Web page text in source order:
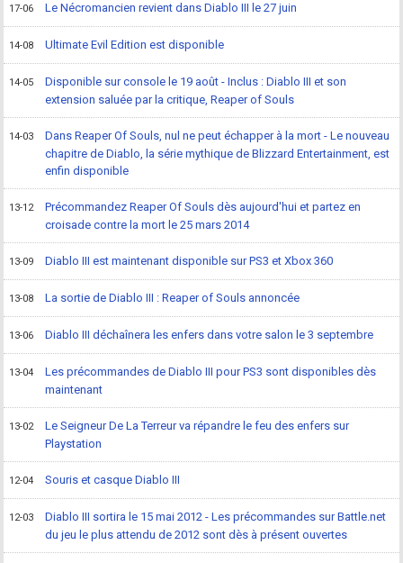
17-06 Le Nécromancien revient dans Diablo III le 27 juin
14-08 Ultimate Evil Edition est disponible
14-05
Disponible sur console le 19 août - Inclus : Diablo III et son
extension saluée par la critique, Reaper of Souls
14-03
Dans Reaper Of Souls, nul ne peut échapper à la mort - Le nouveau
chapitre de Diablo, la série mythique de Blizzard Entertainment, est
enfin disponible
13-12
Précommandez Reaper Of Souls dès aujourd'hui et partez en
croisade contre la mort le 25 mars 2014
13-09 Diablo III est maintenant disponible sur PS3 et Xbox 360
13-08 La sortie de Diablo III : Reaper of Souls annoncée
13-06 Diablo III déchaînera les enfers dans votre salon le 3 septembre
13-04
Les précommandes de Diablo III pour PS3 sont disponibles dès
maintenant
13-02
Le Seigneur De La Terreur va répandre le feu des enfers sur
Playstation
12-04 Souris et casque Diablo III
12-03
Diablo III sortira le 15 mai 2012 - Les précommandes sur Battle.net
du jeu le plus attendu de 2012 sont dès à présent ouvertes